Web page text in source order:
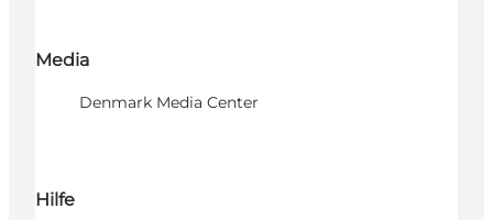
Media
Denmark Media Center
Hilfe